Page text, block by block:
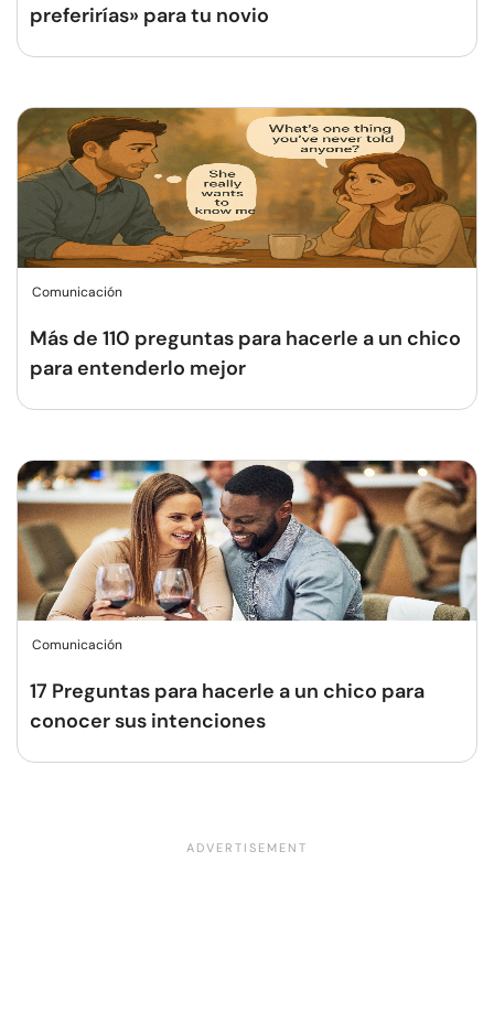
preferirías» para tu novio
Comunicación
Más de 110 preguntas para hacerle a un chico
para entenderlo mejor
Comunicación
17 Preguntas para hacerle a un chico para
conocer sus intenciones